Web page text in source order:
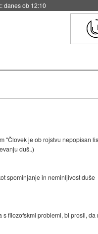
::danes ob 11:37
"Človek je ob rojstvu nepopisan
duš..)
spominjanje in neminljivost duše
filozofskmi problemi, bi prosil,